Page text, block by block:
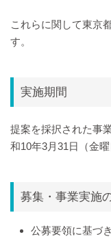
これらに関して東京
す。
実施期間
提案を採択された事
和10年3月31日（金
募集・事業実施
公募要領に基づ